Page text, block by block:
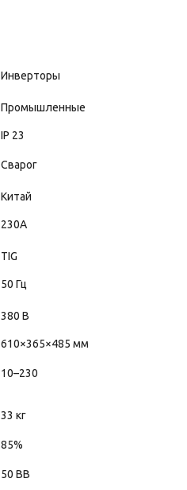
Инверторы
Промышленные
IP 23
Сварог
Китай
230А
TIG
50 Гц
380 В
610×365×485 мм
10–230
33 кг
85%
50 ВВ